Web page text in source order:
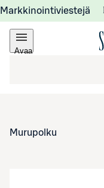
Markkinointiviestejä
Avaa
Murupolku